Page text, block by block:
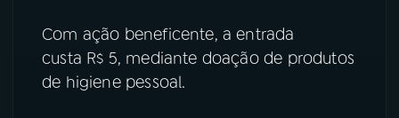
Com ação beneficente, a entrada
custa R$ 5, mediante doação de produtos
de higiene pessoal.